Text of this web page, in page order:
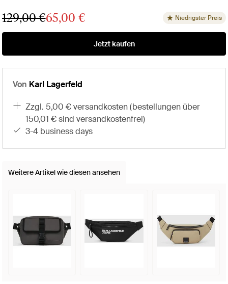
129,00 €65,00 € Niedrigster Preis
Jetzt kaufen
Von Karl Lagerfeld
zzgl. 5,00 € versandkosten (bestellungen über
150,01 € sind versandkostenfrei)
3-4 business days
Weitere Artikel wie diesen ansehen